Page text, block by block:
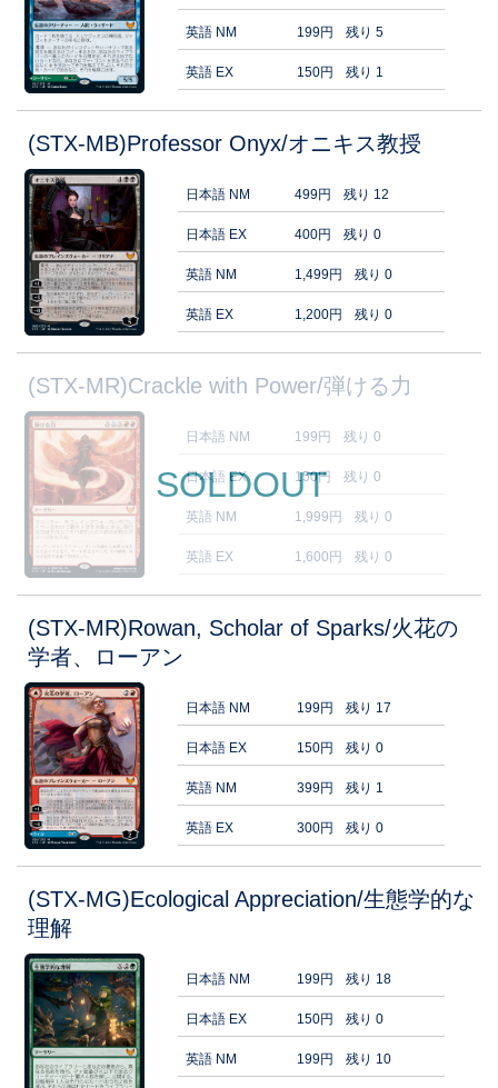
英語 NM 199円 残り 5
英語 EX 150円 残り 1
(STX-MB)Professor Onyx/オニキス教授
日本語 NM 499円 残り 12
日本語 EX 400円 残り 0
英語 NM 1,499円 残り 0
英語 EX 1,200円 残り 0
(STX-MR)Crackle with Power/弾ける力
日本語 NM 199円 残り 0
日本語 EX 150円 残り 0
英語 NM 1,999円 残り 0
英語 EX 1,600円 残り 0
SOLDOUT
(STX-MR)Rowan, Scholar of Sparks/火花の
学者、ローアン
日本語 NM 199円 残り 17
日本語 EX 150円 残り 0
英語 NM 399円 残り 1
英語 EX 300円 残り 0
(STX-MG)Ecological Appreciation/生態学的な
理解
日本語 NM 199円 残り 18
日本語 EX 150円 残り 0
英語 NM 199円 残り 10